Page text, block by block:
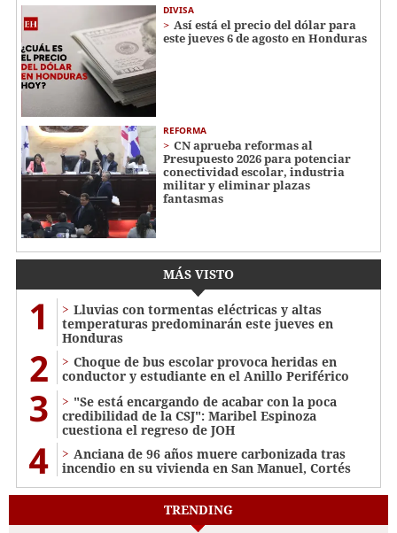
DIVISA
Así está el precio del dólar para
este jueves 6 de agosto en Honduras
REFORMA
CN aprueba reformas al
Presupuesto 2026 para potenciar
conectividad escolar, industria
militar y eliminar plazas
fantasmas
MÁS VISTO
1
Lluvias con tormentas eléctricas y altas
temperaturas predominarán este jueves en
Honduras
2
Choque de bus escolar provoca heridas en
conductor y estudiante en el Anillo Periférico
3
"Se está encargando de acabar con la poca
credibilidad de la CSJ": Maribel Espinoza
cuestiona el regreso de JOH
4
Anciana de 96 años muere carbonizada tras
incendio en su vivienda en San Manuel, Cortés
TRENDING